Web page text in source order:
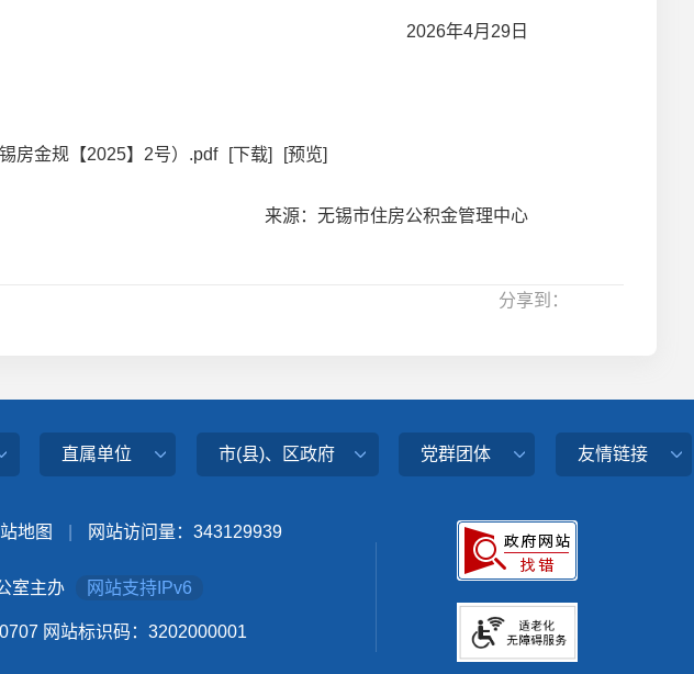
2026年4月29日
房金规【2025】2号）.pdf [下载] [预览]
来源：无锡市住房公积金管理中心
分享到：
直属单位 市(县)、区政府 党群团体 友情链接
地图 网站访问量： 343129939
室主办 网站支持IPv6
网站标识码：3202000001